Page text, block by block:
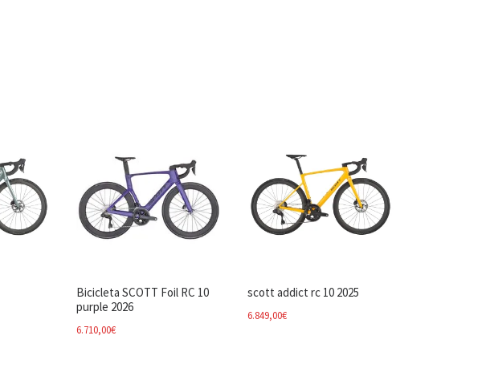
Bicicleta SCOTT Foil RC 10
purple 2026
6.710,00€
scott addict rc 10 2025
6.849,00€